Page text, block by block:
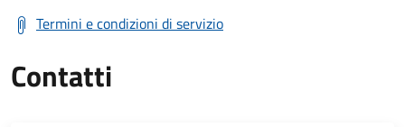
Termini e condizioni di servizio
Contatti